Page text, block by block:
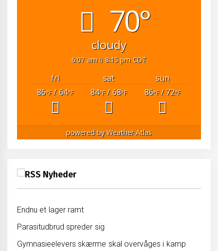
70°
cloudy
6:07 am 8:15 pm CDT
fri sat
sun
86°F/ 64°F 84°F/ 68°F 86°F/ 72°F
powered byWeather Atlas
Nyheder
Endnu et lager ramt
Parasitudbrud spreder sig
Gymnasieelevers skærme skal overvåges i kamp